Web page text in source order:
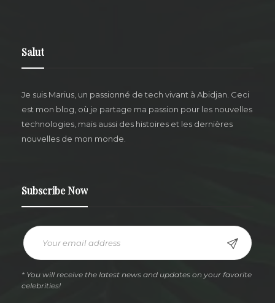
Salut
Je suis Marius, un passionné de tech vivant à Abidjan. Ceci
est mon blog, où je partage ma passion pour les nouvelles
technologies, mais aussi des histoires et les dernières
nouvelles de mon monde.
Subscribe Now
* You will receive the latest news and updates on your favorite
celebrities!